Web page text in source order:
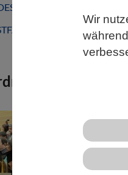
Wir
VBIO
Westfalen
Zahl der
Im Jahr